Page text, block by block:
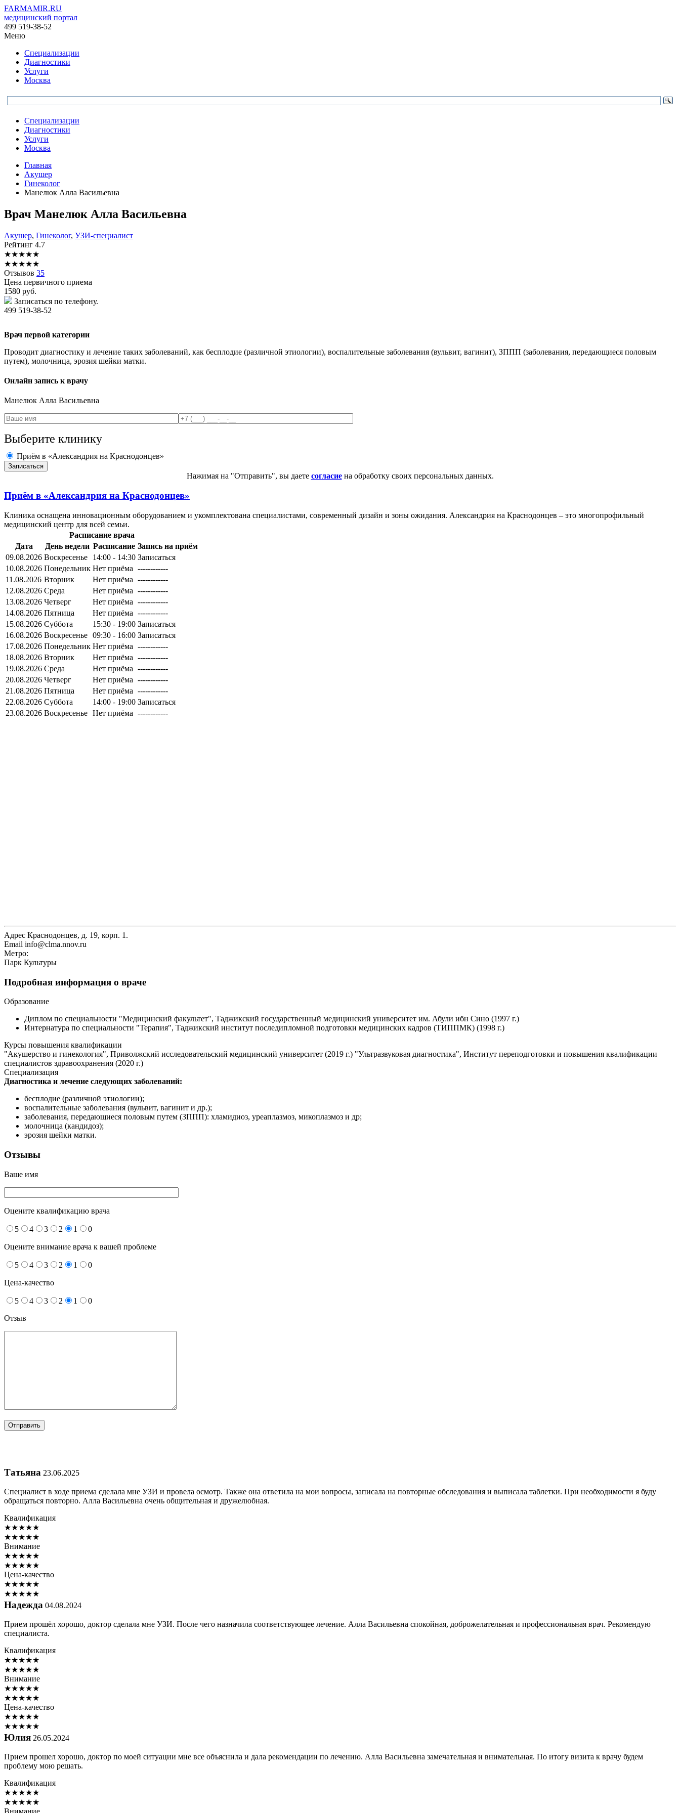
FARMAMIR.RU
медицинский портал
499 519-38-52
Меню
Специализации
Диагностики
Услуги
Москва
Специализации
Диагностики
Услуги
Москва
Главная
Акушер
Гинеколог
Манелюк Алла Васильевна
Врач Манелюк Алла Васильевна
Акушер, Гинеколог, УЗИ-специалист
Рейтинг 4.7
★★★★★
★★★★★
Отзывов 35
Цена первичного приема
1580 руб.
Записаться по телефону.
499 519-38-52
Врач первой категории
Проводит диагностику и лечение таких заболеваний, как бесплодие (различной этиологии), воспалительные заболевания (вульвит, вагинит), ЗППП (заболевания, передающиеся половым
путем), молочница, эрозия шейки матки.
Онлайн запись к врачу
Манелюк Алла Васильевна
Выберите клинику
Приём в «Александрия на Краснодонцев»
Нажимая на "Отправить", вы даете согласиена обработку своих персональных данных.
Приём в «Александрия на Краснодонцев»
Клиника оснащена инновационным оборудованием и укомплектована специалистами, современный дизайн и зоны ожидания. Александрия на Краснодонцев – это многопрофильный
медицинский центр для всей семьи.
Расписание врача
Дата
День недели Расписание Запись на приём
09.08.2026 Воскресенье 14:00 - 14:30 Записаться
10.08.2026 Понедельник Нет приёма ------------
11.08.2026 Вторник Нет приёма ------------
12.08.2026 Среда Нет приёма ------------
13.08.2026 Четверг Нет приёма ------------
14.08.2026 Пятница Нет приёма ------------
15.08.2026 Суббота 15:30 - 19:00 Записаться
16.08.2026 Воскресенье 09:30 - 16:00 Записаться
17.08.2026 Понедельник Нет приёма ------------
18.08.2026 Вторник Нет приёма ------------
19.08.2026 Среда Нет приёма ------------
20.08.2026 Четверг Нет приёма ------------
21.08.2026 Пятница Нет приёма ------------
22.08.2026 Суббота 14:00 - 19:00 Записаться
23.08.2026 Воскресенье Нет приёма ------------
Адрес Краснодонцев, д. 19, корп. 1.
Email info@clma.nnov.ru
Метро:
Парк Культуры
Подробная информация о враче
Образование
Диплом по специальности "Медицинский факультет", Таджикский государственный медицинский университет им. Абули ибн Сино (1997 г.)
Интернатура по специальности "Терапия", Таджикский институт последипломной подготовки медицинских кадров (ТИППМК) (1998 г.)
Курсы повышения квалификации
"Акушерство и гинекология", Приволжский исследовательский медицинский университет (2019 г.) "Ультразвуковая диагностика", Институт переподготовки и повышения квалификации
специалистов здравоохранения (2020 г.)
Специализация
Диагностика и лечение следующих заболеваний:
бесплодие (различной этиологии);
воспалительные заболевания (вульвит, вагинит и др.);
заболевания, передающиеся половым путем (ЗППП): хламидиоз, уреаплазмоз, микоплазмоз и др;
молочница (кандидоз);
эрозия шейки матки.
Отзывы
Ваше имя
Оцените квалификацию врача
5 4 3 2 1 0
Оцените внимание врача к вашей проблеме
5 4 3 2 1 0
Цена-качество
5 4 3 2 1
0
Отзыв
Татьяна 23.06.2025
Специалист в ходе приема сделала мне УЗИ и провела осмотр. Также она ответила на мои вопросы, записала на повторные обследования и выписала таблетки. При необходимости я буду
обращаться повторно. Алла Васильевна очень общительная и дружелюбная.
Квалификация
★★★★★
★★★★★
Внимание
★★★★★
★★★★★
Цена-качество
★★★★★
★★★★★
Надежда 04.08.2024
Прием прошёл хорошо, доктор сделала мне УЗИ. После чего назначила соответствующее лечение. Алла Васильевна спокойная, доброжелательная и профессиональная врач. Рекомендую
специалиста.
Квалификация
★★★★★
★★★★★
Внимание
★★★★★
★★★★★
Цена-качество
★★★★★
★★★★★
Юлия 26.05.2024
Прием прошел хорошо, доктор по моей ситуации мне все объяснила и дала рекомендации по лечению. Алла Васильевна замечательная и внимательная. По итогу визита к врачу будем
проблему мою решать.
Квалификация
★★★★★
★★★★★
Внимание